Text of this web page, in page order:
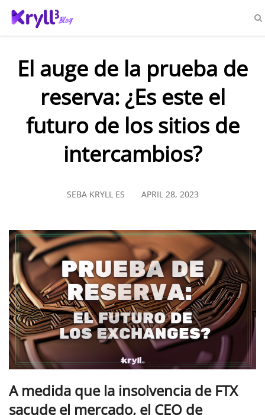
El auge de la prueba de
reserva: ¿Es este el
futuro de los sitios de
intercambios?
SEBA KRYLL ES APRIL 28, 2023
A medida que la insolvencia de FTX
sacude el mercado, el CEO de